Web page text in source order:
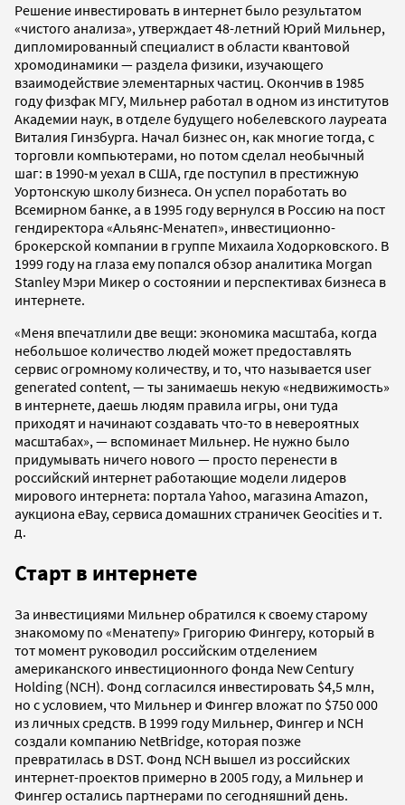
Решение инвестировать в интернет было результатом
«чистого анализа», утверждает 48-летний Юрий Мильнер,
дипломированный специалист в области квантовой
хромодинамики — раздела физики, изучающего
взаимодействие элементарных частиц. Окончив в 1985
году физфак МГУ, Мильнер работал в одном из институтов
Академии наук, в отделе будущего нобелевского лауреата
Виталия Гинзбурга. Начал бизнес он, как многие тогда, с
торговли компьютерами, но потом сделал необычный
шаг: в 1990-м уехал в США, где поступил в престижную
Уортонскую школу бизнеса. Он успел поработать во
Всемирном банке, а в 1995 году вернулся в Россию на пост
гендиректора «Альянс-Менатеп», инвестиционно-
брокерской компании в группе Михаила Ходорковского. В
1999 году на глаза ему попался обзор аналитика Morgan
Stanley Мэри Микер о состоянии и перспективах бизнеса в
интернете.
«Меня впечатлили две вещи: экономика масштаба, когда
небольшое количество людей может предоставлять
сервис огромному количеству, и то, что называется user
generated content, — ты занимаешь некую «недвижимость»
в интернете, даешь людям правила игры, они туда
приходят и начинают создавать что-то в невероятных
масштабах», — вспоминает Мильнер. Не нужно было
придумывать ничего нового — просто перенести в
российский интернет работающие модели лидеров
мирового интернета: портала Yahoo, магазина Amazon,
аукциона eBay, сервиса домашних страничек Geocities и т.
д.
Старт в интернете
За инвестициями Мильнер обратился к своему старому
знакомому по «Менатепу» Григорию Фингеру, который в
тот момент руководил российским отделением
американского инвестиционного фонда New Century
Holding (NCH). Фонд согласился инвестировать $4,5 млн,
но с условием, что Мильнер и Фингер вложат по $750 000
из личных средств. В 1999 году Мильнер, Фингер и NCH
создали компанию NetBridge, которая позже
превратилась в DST. Фонд NCH вышел из российских
интернет-проектов примерно в 2005 году, а Мильнер и
Фингер остались партнерами по сегодняшний день.